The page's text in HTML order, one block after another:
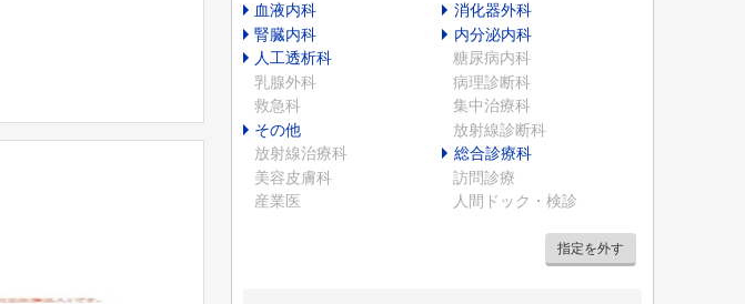
血液内科
消化器外科
腎臓内科
内分泌内科
人工透析科
糖尿病内科
乳腺外科
病理診断科
救急科
集中治療科
その他
放射線診断科
放射線治療科
総合診療科
美容皮膚科
訪問診療
産業医
人間ドック・検診
指定を外す